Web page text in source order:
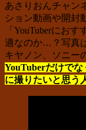
あさりおんチャン
ション動画や開封
「YouTuberにお
適なのか…？写真
キヤノン、ソニー
YouTuberだけで
に撮りたいと思う